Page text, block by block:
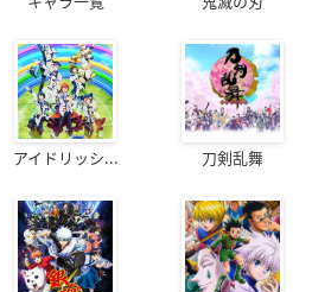
アイドリッシ... 刀剣乱舞